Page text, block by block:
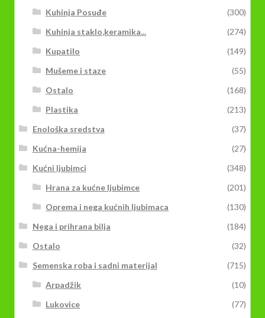
Kuhinja Posuđe
(300)
Kuhinja staklo,keramika...
(274)
Kupatilo
(149)
Mušeme i staze
(55)
Ostalo
(168)
Plastika
(213)
Enološka sredstva
(37)
Kućna-hemija
(27)
Kućni ljubimci
(348)
Hrana za kućne ljubimce
(201)
Oprema i nega kućnih ljubimaca
(130)
Nega i prihrana bilja
(184)
Ostalo
(32)
Semenska roba i sadni materijal
(715)
Arpadžik
(10)
Lukovice
(77)